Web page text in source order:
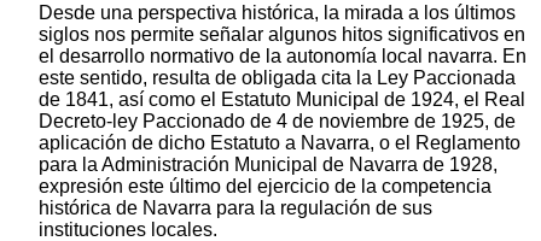
Desde una perspectiva histórica, la mirada a los últimos
siglos nos permite señalar algunos hitos significativos en
el desarrollo normativo de la autonomía local navarra. En
este sentido, resulta de obligada cita la Ley Paccionada
de 1841, así como el Estatuto Municipal de 1924, el Real
Decreto-ley Paccionado de 4 de noviembre de 1925, de
aplicación de dicho Estatuto a Navarra, o el Reglamento
para la Administración Municipal de Navarra de 1928,
expresión este último del ejercicio de la competencia
histórica de Navarra para la regulación de sus
instituciones locales.